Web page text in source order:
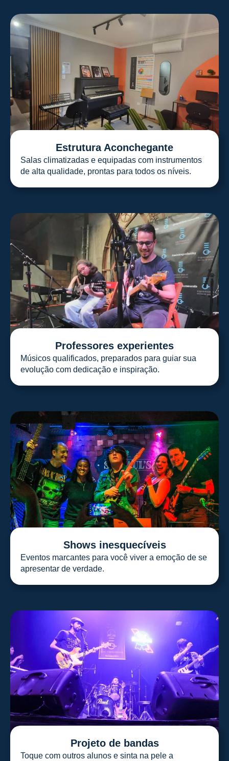
Estrutura Aconchegante
Salas climatizadas e equipadas com instrumentos
de alta qualidade, prontas para todos os níveis.
Professores experientes
Músicos qualificados, preparados para guiar sua
evolução com dedicação e inspiração.
Shows inesquecíveis
Eventos marcantes para você viver a emoção de se
apresentar de verdade.
Projeto de bandas
Toque com outros alunos e sinta na pele a